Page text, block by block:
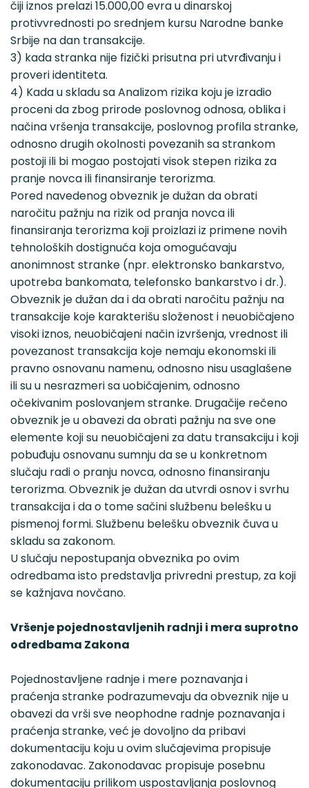
čiji iznos prelazi 15.000,00 evra u dinarskoj
protivvrednosti po srednjem kursu Narodne banke
Srbije na dan transakcije.
3) kada stranka nije fizički prisutna pri utvrđivanju i
proveri identiteta.
4) Kada u skladu sa Analizom rizika koju je izradio
proceni da zbog prirode poslovnog odnosa, oblika i
načina vršenja transakcije, poslovnog profila stranke,
odnosno drugih okolnosti povezanih sa strankom
postoji ili bi mogao postojati visok stepen rizika za
pranje novca ili finansiranje terorizma.
Pored navedenog obveznik je dužan da obrati
naročitu pažnju na rizik od pranja novca ili
finansiranja terorizma koji proizlazi iz primene novih
tehnoloških dostignuća koja omogućavaju
anonimnost stranke (npr. elektronsko bankarstvo,
upotreba bankomata, telefonsko bankarstvo i dr.).
Obveznik je dužan da i da obrati naročitu pažnju na
transakcije koje karakterišu složenost i neuobičajeno
visoki iznos, neuobičajeni način izvršenja, vrednost ili
povezanost transakcija koje nemaju ekonomski ili
pravno osnovanu namenu, odnosno nisu usaglašene
ili su u nesrazmeri sa uobičajenim, odnosno
očekivanim poslovanjem stranke. Drugačije rečeno
obveznik je u obavezi da obrati pažnju na sve one
elemente koji su neuobičajeni za datu transakciju i koji
pobuđuju osnovanu sumnju da se u konkretnom
slučaju radi o pranju novca, odnosno finansiranju
terorizma. Obveznik je dužan da utvrdi osnov i svrhu
transakcija i da o tome sačini službenu belešku u
pismenoj formi. Službenu belešku obveznik čuva u
skladu sa zakonom.
U slučaju nepostupanja obveznika po ovim
odredbama isto predstavlja privredni prestup, za koji
se kažnjava novčano.
Vršenje pojednostavljenih radnji i mera suprotno
odredbama Zakona
Pojednostavljene radnje i mere poznavanja i
praćenja stranke podrazumevaju da obveznik nije u
obavezi da vrši sve neophodne radnje poznavanja i
praćenja stranke, već je dovoljno da pribavi
dokumentaciju koju u ovim slučajevima propisuje
zakonodavac. Zakonodavac propisuje posebnu
dokumentaciju prilikom uspostavljanja poslovnog